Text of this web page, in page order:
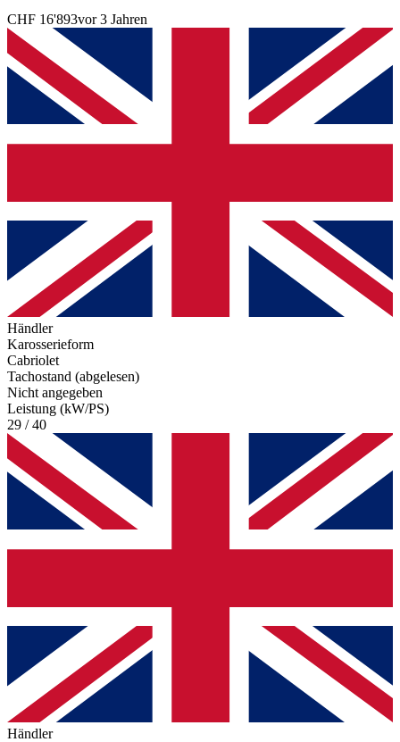
CHF 16'893vor 3 Jahren
Händler
Karosserieform
Cabriolet
Tachostand (abgelesen)
Nicht angegeben
Leistung (kW/PS)
29 / 40
Händler